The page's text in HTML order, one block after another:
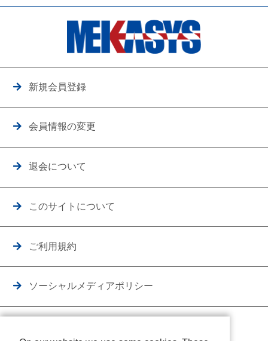
新規会員登録
会員情報の変更
退会について
このサイトについて
ご利用規約
ソーシャルメディアポリシー